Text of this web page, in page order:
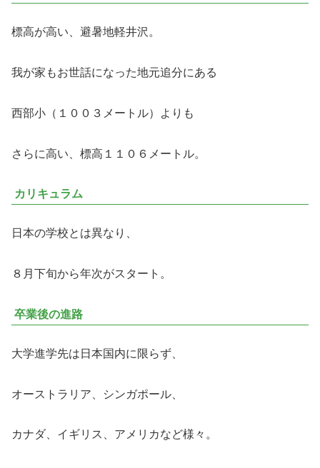
標高が高い、避暑地軽井沢。
我が家もお世話になった地元追分にある
西部小（１００３メートル）よりも
さらに高い、標高１１０６メートル。
カリキュラム
日本の学校とは異なり、
８月下旬から年次がスタート。
卒業後の進路
大学進学先は日本国内に限らず、
オーストラリア、シンガポール、
カナダ、イギリス、アメリカなど様々。